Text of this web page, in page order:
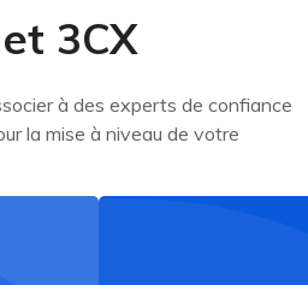
3CX
à des experts de confiance
la mise à niveau de votre